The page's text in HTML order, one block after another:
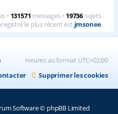
• 131571 messages • 19736 sujets
le plus récent est jmsonee.
Heures au format UTC+02:00
Supprimer les cookies
Software © phpBB Limited